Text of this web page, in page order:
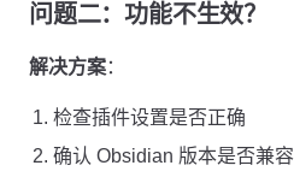
问题二：功能不生效？
解决方案：
检查插件设置是否正确
确认 Obsidian 版本是否兼容